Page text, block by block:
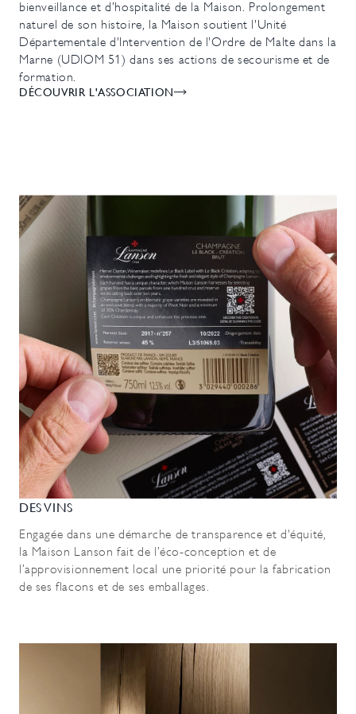
bienveillance et d’hospitalité de la Maison. Prolongement
naturel de son histoire, la Maison soutient l'Unité
Départementale d'Intervention de l'Ordre de Malte dans la
Marne (UDIOM 51) dans ses actions de secourisme et de
formation.
DÉCOUVRIR L'ASSOCIATION
DES VINS
Engagée dans une démarche de transparence et d'équité,
la Maison Lanson fait de l’éco-conception et de
l’approvisionnement local une priorité pour la fabrication
de ses flacons et de ses emballages.